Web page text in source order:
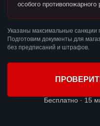
особого
Указаны максимальные
Подготовим документы для
без предписаний и штрафов.
Бесплатно · 15